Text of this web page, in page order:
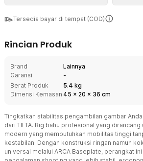
Tersedia bayar di tempat (COD)
Rincian Produk
Brand
Lainnya
Garansi
-
Berat Produk
5.4 kg
Dimensi Kemasan 45 x 20 x 36 cm
Tingkatkan stabilitas pengambilan gambar
dari TILTA. Rig bahu profesional yang
modern yang membutuhkan mobilitas tinggi
kestabilan. Dengan konstruksi ringan namun
universal melalui ARCA Baseplate, perangkat